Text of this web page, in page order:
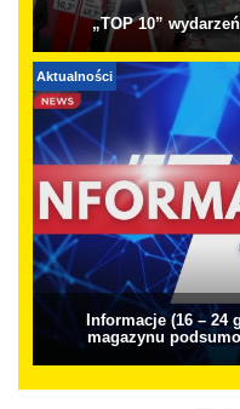
„TOP 10”
Aktualności
Informacje (16 – 24
magazynu